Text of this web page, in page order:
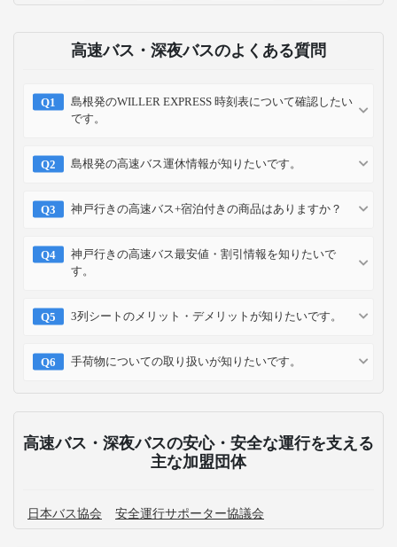
高速バス・深夜バスのよくある質問
島根発のWILLER EXPRESS 時刻表について確認したい
です。
島根発の高速バス運休情報が知りたいです。
神戸行きの高速バス+宿泊付きの商品はありますか？
神戸行きの高速バス最安値・割引情報を知りたいで
す。
3列シートのメリット・デメリットが知りたいです。
手荷物についての取り扱いが知りたいです。
高速バス・深夜バスの安心・安全な運行を支える
主な加盟団体
日本バス協会 安全運行サポーター協議会